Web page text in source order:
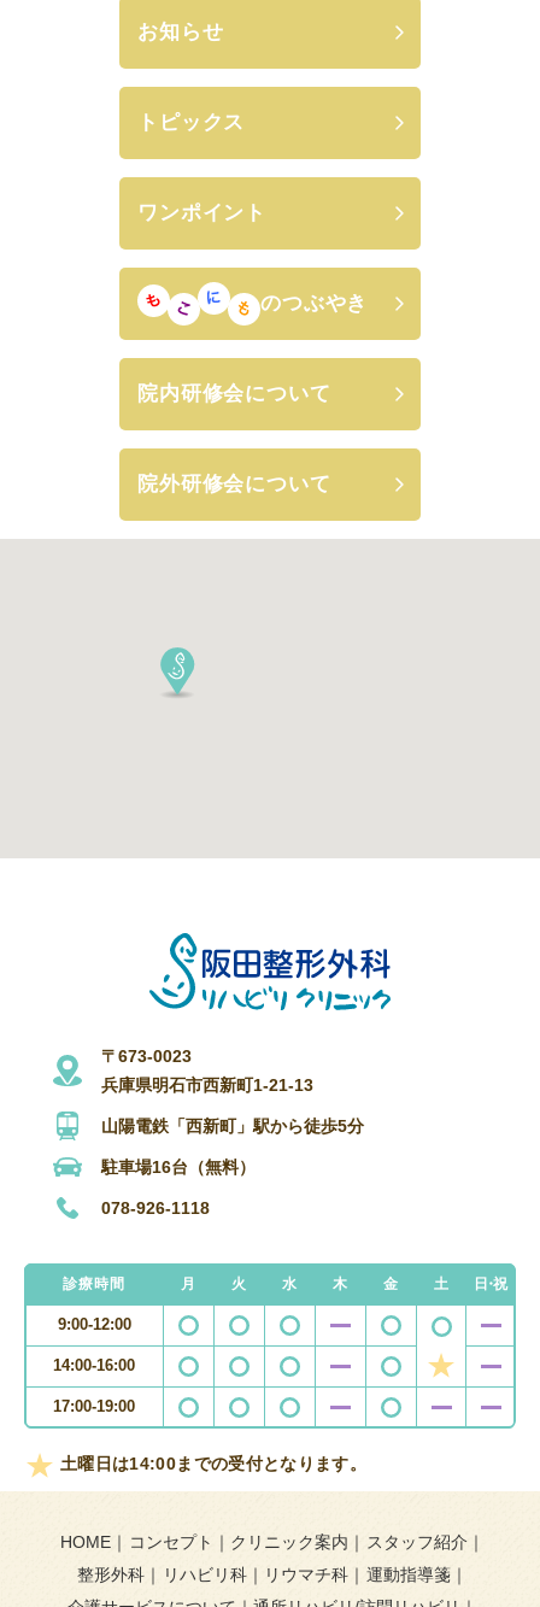
お知らせ
トピックス
ワンポイント
のつぶやき
院内研修会について
院外研修会について
〒673-0023
兵庫県明石市西新町1-21-13
山陽電鉄「西新町」駅から徒歩5分
駐車場16台（無料）
078-926-1118
診療時間 月 火 水 木 金 土 日・祝
9:00-12:00
14:00-16:00
17:00-19:00
土曜日は14:00までの受付となります。
HOME コンセプト クリニック案内
スタッフ紹介
整形外科
リハビリ科 リウマチ科
運動指導箋